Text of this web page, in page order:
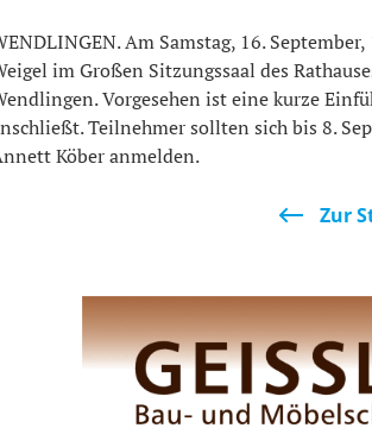
Am Samstag, 16.
im Großen Sitzungssaal des
Vorgesehen ist eine kurze
Teilnehmer sollten sich bis 8.
Köber anmelden.
Zur